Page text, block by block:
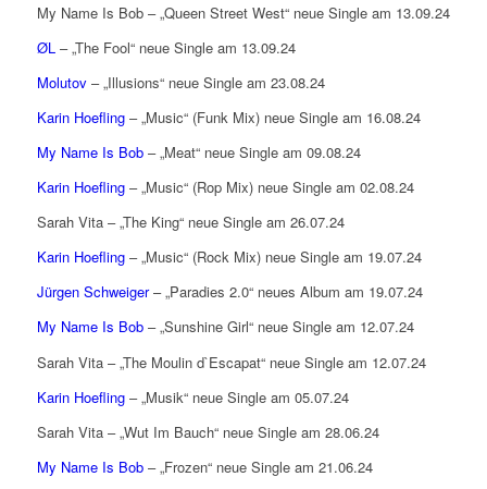
My Name Is Bob – „Queen Street West“ neue Single am 13.09.24
ØL– „The Fool“ neue Single am 13.09.24
Molutov– „Illusions“ neue Single am 23.08.24
Karin Hoefling– „Music“ (Funk Mix) neue Single am 16.08.24
My Name Is Bob– „Meat“ neue Single am 09.08.24
Karin Hoefling– „Music“ (Rop Mix) neue Single am 02.08.24
Sarah Vita – „The King“ neue Single am 26.07.24
Karin Hoefling– „Music“ (Rock Mix) neue Single am 19.07.24
Jürgen Schweiger– „Paradies 2.0“ neues Album am 19.07.24
My Name Is Bob– „Sunshine Girl“ neue Single am 12.07.24
Sarah Vita – „The Moulin d`Escapat“ neue Single am 12.07.24
Karin Hoefling– „Musik“ neue Single am 05.07.24
Sarah Vita – „Wut Im Bauch“ neue Single am 28.06.24
My Name Is Bob– „Frozen“ neue Single am 21.06.24